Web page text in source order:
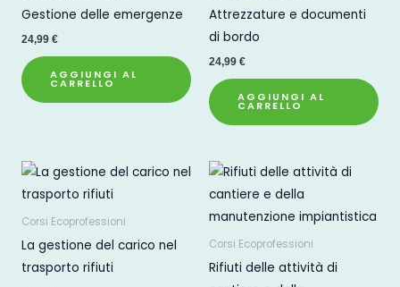
Gestione delle emergenze
24,99 €
AGGIUNGI AL
CARRELLO
Attrezzature e documenti
di bordo
24,99 €
AGGIUNGI AL
CARRELLO
Corsi Ecoprofessioni
La gestione del carico nel
trasporto rifiuti
Corsi Ecoprofessioni
Rifiuti delle attività di